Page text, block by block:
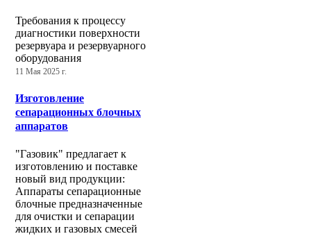
Требования к процессу
диагностики поверхности
резервуара и резервуарного
оборудования
11 Мая 2025 г.
Изготовление
сепарационных блочных
аппаратов
"Газовик" предлагает к
изготовлению и поставке
новый вид продукции:
Аппараты сепарационные
блочные предназначенные
для очистки и сепарации
жидких и газовых смесей